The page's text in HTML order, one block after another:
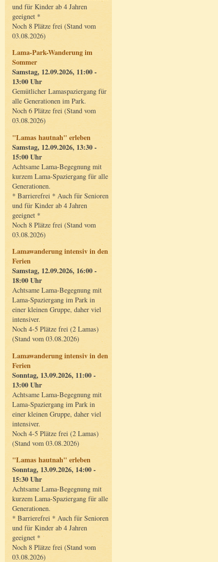
und für Kinder ab 4 Jahren
geeignet *
Noch 8 Plätze frei (Stand vom
03.08.2026)
Lama-Park-Wanderung im
Sommer
Samstag, 12.09.2026, 11:00 -
13:00 Uhr
Gemütlicher Lamaspaziergang für
alle Generationen im Park.
Noch 6 Plätze frei (Stand vom
03.08.2026)
"Lamas hautnah" erleben
Samstag, 12.09.2026, 13:30 -
15:00 Uhr
Achtsame Lama-Begegnung mit
kurzem Lama-Spaziergang für alle
Generationen.
* Barrierefrei * Auch für Senioren
und für Kinder ab 4 Jahren
geeignet *
Noch 8 Plätze frei (Stand vom
03.08.2026)
Lamawanderung intensiv in den
Ferien
Samstag, 12.09.2026, 16:00 -
18:00 Uhr
Achtsame Lama-Begegnung mit
Lama-Spaziergang im Park in
einer kleinen Gruppe, daher viel
intensiver.
Noch 4-5 Plätze frei (2 Lamas)
(Stand vom 03.08.2026)
Lamawanderung intensiv in den
Ferien
Sonntag, 13.09.2026, 11:00 -
13:00 Uhr
Achtsame Lama-Begegnung mit
Lama-Spaziergang im Park in
einer kleinen Gruppe, daher viel
intensiver.
Noch 4-5 Plätze frei (2 Lamas)
(Stand vom 03.08.2026)
"Lamas hautnah" erleben
Sonntag, 13.09.2026, 14:00 -
15:30 Uhr
Achtsame Lama-Begegnung mit
kurzem Lama-Spaziergang für alle
Generationen.
* Barrierefrei * Auch für Senioren
und für Kinder ab 4 Jahren
geeignet *
Noch 8 Plätze frei (Stand vom
03.08.2026)